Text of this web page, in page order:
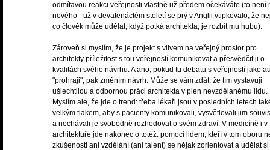
odmítavou reakci veřejnosti vlastně už předem očekáváte (to není
nového - už v devatenáctém století se prý v Anglii vtipkovalo, že
co člověk může udělat, když potká architekta, je rozbít mu hubu).
Zároveň si myslím, že je projekt s vlivem na veřejný prostor pro
architekty příležitost s tou veřejností komunikovat a přesvědčit ji o
kvalitách svého návrhu. A ano, pokud tu debatu s veřejností jako
"prohraji", pak změním návrh. Může se vám zdát, že tím vystavuji
ušlechtilou a odbornou práci architekta v plen nevzdělanému lidu.
Myslím ale, že jde o trend: třeba lékaři jsou v posledních letech
velkým tlakem, aby s pacienty komunikovali, vysvětlovali jim
a nechávali je svobodně rozhodovat o svém zdraví. V medicíně i v
architektuře jde nakonec o totéž: pomoci lidem, kteří v tom oboru
zkušenosti ani vzdělání (ani talent) se nějak zorientovat a udělat si